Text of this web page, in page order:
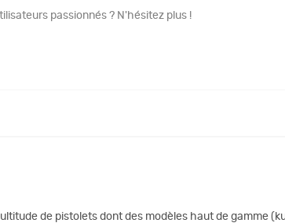
passionnés ? N'hésitez plus !
de pistolets dont des modèles haut de gamme